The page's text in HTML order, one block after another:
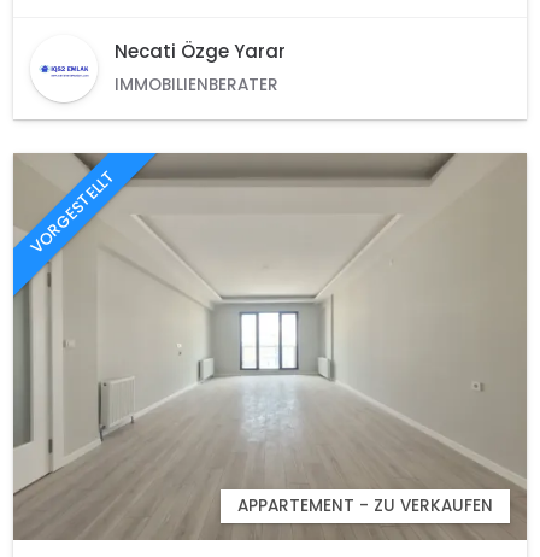
Necati Özge Yarar
IMMOBILIENBERATER
VORGESTELLT
APPARTEMENT - ZU VERKAUFEN